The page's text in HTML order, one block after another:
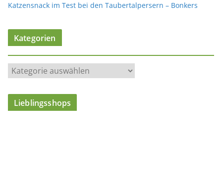
Katzensnack im Test bei den Taubertalpersern – Bonkers
Kategorien
t
Lieblingsshops